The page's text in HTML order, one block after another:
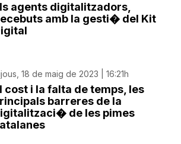
agents digitalitzadors,
amb la gesti� del Kit
18 de maig de 2023 | 16:21h
cost i la falta de temps, les
barreres de la
de les pimes